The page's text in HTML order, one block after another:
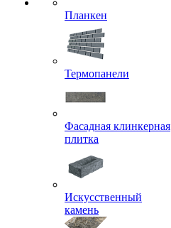
Планкен
Термопанели
Фасадная клинкерная
плитка
Искусственный
камень